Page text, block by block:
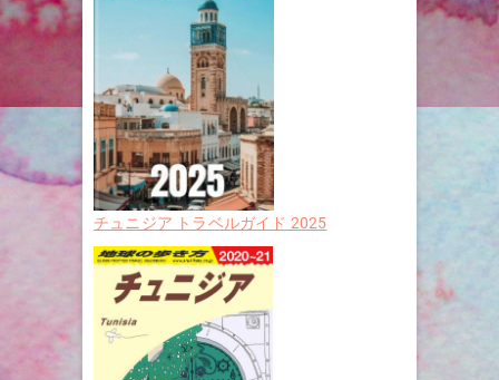
チュニジア トラベルガイド 2025